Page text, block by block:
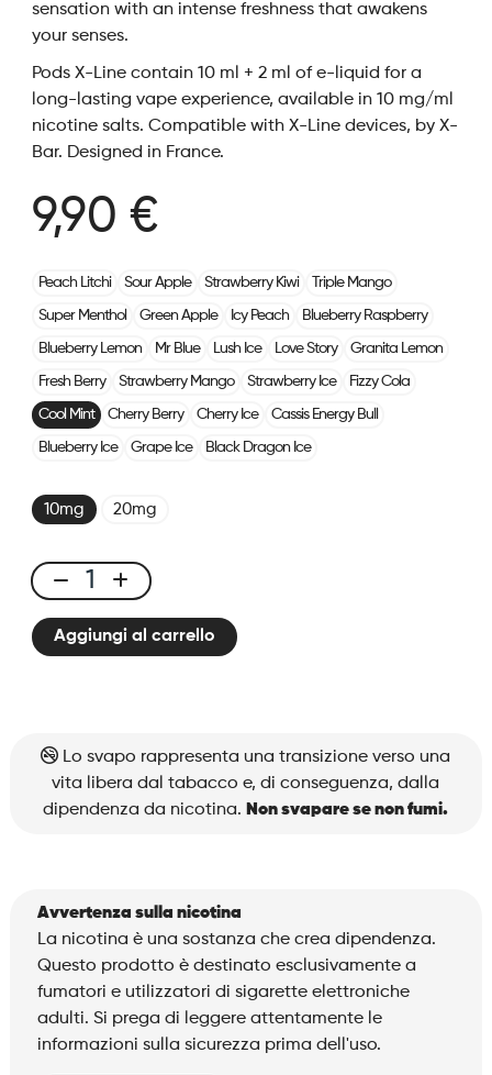
sensation with an intense freshness that awakens
your senses.
Pods X-Line contain 10 ml + 2 ml of e-liquid for a
long-lasting vape experience, available in 10 mg/ml
nicotine salts. Compatible with X-Line devices, by X-
Bar. Designed in France.
9,90 €
Peach Litchi Sour Apple Strawberry Kiwi Triple Mango
Super Menthol Green Apple Icy Peach Blueberry Raspberry
Blueberry Lemon Mr Blue Lush Ice Love Story Granita Lemon
Fresh Berry Strawberry Mango Strawberry Ice Fizzy Cola
Cool Mint Cherry Berry Cherry Ice Cassis Energy Bull
Blueberry Ice Grape Ice Black Dragon Ice
10mg 20mg
X-
Line
PodAggiungi al carrello
Lo svapo rappresenta una transizione verso una
vita libera dal tabacco e, di conseguenza, dalla
dipendenza da nicotina. Non svapare se non fumi.
Avvertenza sulla nicotina
La nicotina è una sostanza che crea dipendenza.
Questo prodotto è destinato esclusivamente a
fumatori e utilizzatori di sigarette elettroniche
adulti. Si prega di leggere attentamente le
informazioni sulla sicurezza prima dell'uso.